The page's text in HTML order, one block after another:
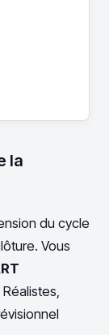
la
du cycle
Vous